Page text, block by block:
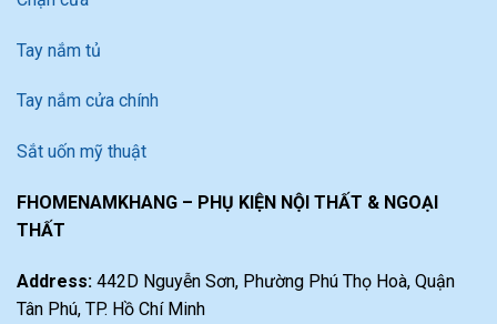
Tay nắm tủ
Tay nắm cửa chính
Sắt uốn mỹ thuật
FHOMENAMKHANG – PHỤ KIỆN NỘI THẤT & NGOẠI
THẤT
Address: 442D Nguyễn Sơn, Phường Phú Thọ Hoà, Quận
Tân Phú, TP. Hồ Chí Minh